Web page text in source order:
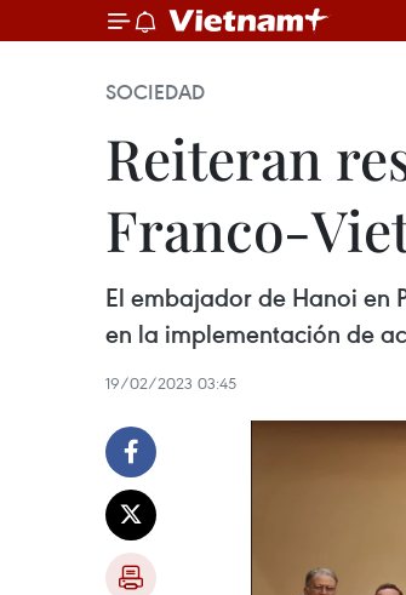
SOCIEDAD
Reiteran
Franco-
El embajador de Hanoi en
en la implementación de
19/02/2023 03:45